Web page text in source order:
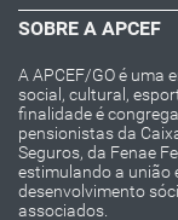
SOBRE A APCEF
A APCEF/GO é uma
social, cultural,
finalidade é
pensionistas da
Seguros, da Fenae
estimulando a união
desenvolvimento
associados.